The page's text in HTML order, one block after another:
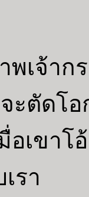
พเจ้า
จะตัดโ
อเขา
รา